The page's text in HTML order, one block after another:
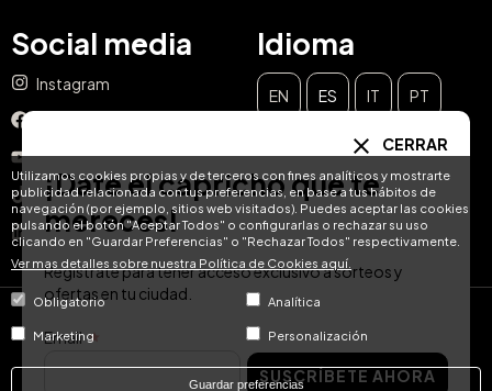
Utilizamos cookies propias y de terceros con fines analíticos y mostrarte
publicidad relacionada con tus preferencias, en base a tus hábitos de
navegación (por ejemplo, sitios web visitados). Puedes aceptar las cookies
pulsando el botón "Aceptar Todos" o configurarlas o rechazar su uso
clicando en "Guardar Preferencias" o "Rechazar Todos" respectivamente.
Ver mas detalles sobre nuestra Política de Cookies aquí.
Obligatorio Analítica
Marketing Personalización
Guardar preferencias
Social media
Instagram
YouTube
TikTok
LinkedIn
Idioma
EN ES IT PT
NL
© Hotel Treats 2026
Tel: +34 871 51 00 40 (9:00 - 19:00 CEST)
CERRAR
¡Date el capricho que te
mereces!
Regístrate para tener acceso exclusivo a sorteos y
ofertas en tu ciudad.
Email
SUSCRÍBETE AHORA